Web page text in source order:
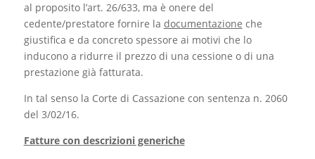
al proposito l’art. 26/633, ma è onere del
cedente/prestatore fornire la documentazione che
giustifica e da concreto spessore ai motivi che lo
inducono a ridurre il prezzo di una cessione o di una
prestazione già fatturata.
In tal senso la Corte di Cassazione con sentenza n. 2060
del 3/02/16.
Fatture con descrizioni generiche